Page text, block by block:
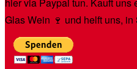
Glas Wein 🍷 und helft uns,